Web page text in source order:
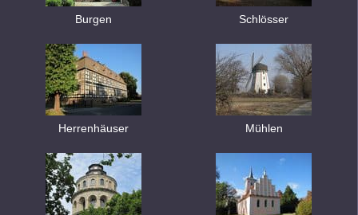
Burgen Schlösser
Herrenhäuser Mühlen